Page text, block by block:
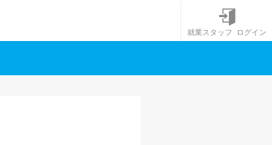
就業スタッフ ログイン